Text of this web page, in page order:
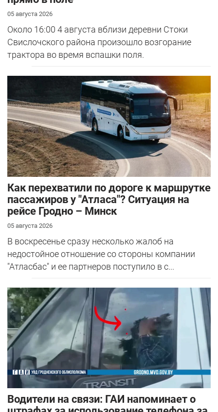
05 августа 2026
Около 16:00 4 августа вблизи деревни Стоки
Свислочского района произошло возгорание
трактора во время вспашки поля.
Как перехватили по дороге к маршрутке
пассажиров у "Атласа"? Ситуация на
рейсе Гродно – Минск
05 августа 2026
В воскресенье сразу несколько жалоб на
недостойное отношение со стороны компании
"Атласбас" и ее партнеров поступило в с...
Водители на связи: ГАИ напоминает о